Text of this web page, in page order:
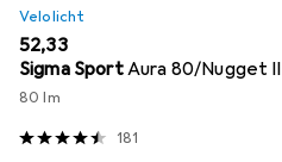
Velolicht
EUR
52,33
Sigma SportAura 80/Nugget II
80 lm
181